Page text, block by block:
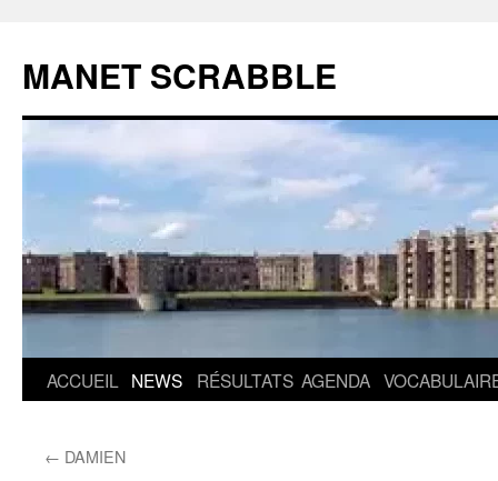
MANET SCRABBLE
Aller
contenu
ACCUEIL NEWS RÉSULTATS AGENDA
← DAMIEN